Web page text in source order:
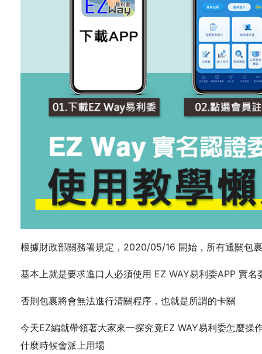
根據財政部關務署規定 ，2020/05/16 開始，所有通關包
基本上就是要求進口人必須使用 EZ WAY易利委APP 實名
否則包裹將會無法進行清關程序，也就是所謂的卡關
今天EZ編就帶領著大家來一探究竟EZ WAY易利委怎麼操
什麼時候會派上用場